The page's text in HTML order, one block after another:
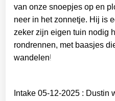
van onze snoepjes op en
neer in het zonnetje. Hij is
zeker zijn eigen tuin nodig
rondrennen, met baasjes
wandelen!
Intake 05-12-2025 : Dustin